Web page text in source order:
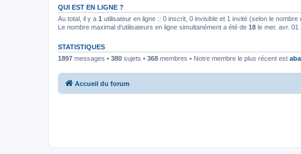
QUI EST EN LIGNE ?
Au total, il y a 1 utilisateur en ligne :: 0 inscrit, 0 invisible et 1 invité (selon le
Le nombre maximal d’utilisateurs en ligne simultanément a été de 18 le mer. avr. 01
STATISTIQUES
1897 messages • 380 sujets • 368 membres • Notre membre le plus récent est
Accueil du forum